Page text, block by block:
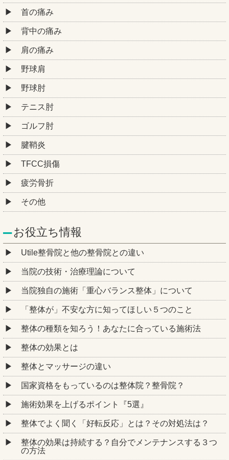
首の痛み
背中の痛み
肩の痛み
野球肩
野球肘
テニス肘
ゴルフ肘
腱鞘炎
TFCC損傷
疲労骨折
その他
お役立ち情報
Utile整骨院と他の整骨院との違い
当院の技術・治療理論について
当院独自の施術「重心バランス整体」について
「整体が」不安な方に知ってほしい５つのこと
整体の種類を知ろう！あなたに合っている施術法
整体の効果とは
整体とマッサージの違い
国家資格をもっているのは整体院？整骨院？
施術効果を上げるポイント『5選』
整体でよく聞く「好転反応」とは？その対処法は？
整体の効果は持続する？自分でメンテナンスする３つ
の方法